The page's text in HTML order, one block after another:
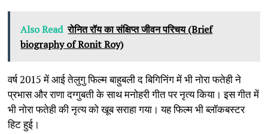
Also Read रोनित रॉय का संक्षिप्त जीवन परिचय (Brief
biography of Ronit Roy)
वर्ष 2015 में आई तेलुगु फिल्म बाहुबली द बिगिनिंग में भी नोरा फतेही ने
प्रभास और राणा दग्गुबती के साथ मनोहरी गीत पर नृत्य किया। इस गीत में
भी नोरा फतेही की नृत्य को खूब सराहा गया। यह फिल्म भी ब्लॉकबस्टर
हिट हुई।